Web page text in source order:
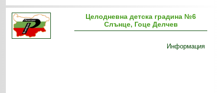
Целодневна детска градина №6
Слънце, Гоце Делчев
Информация